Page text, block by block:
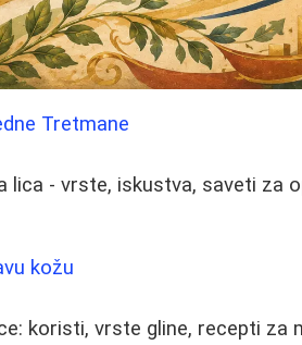
Tretmane
lica - vrste, iskustva, saveti za
kožu
koristi, vrste gline, recepti za